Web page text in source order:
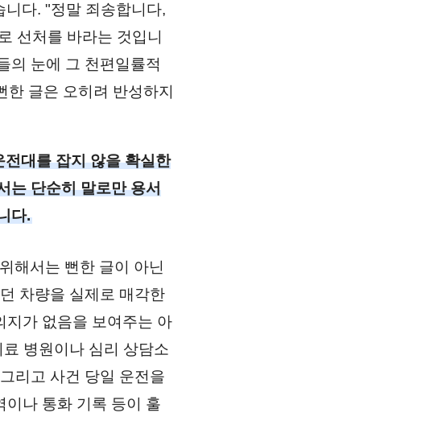
다. "정말 죄송합니다,
선처를 바라는 것입니
의 눈에 그 천편일률적
글은 오히려 반성하지
대를 잡지 않을 확실한
는 단순히 말로만 용서
다.
해서는 뻔한 글이 아닌
차량을 실제로 매각한
지가 없음을 보여주는 아
병원이나 심리 상담소
리고 사건 당일 운전을
이나 통화 기록 등이 훌